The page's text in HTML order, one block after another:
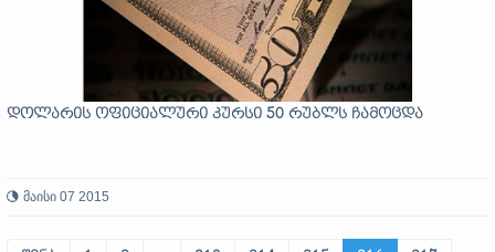
დოლარის ოფიციალური კურსი 50 რუბლს ჩამოცდა
მაისი 07 2015